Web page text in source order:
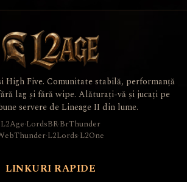
High Five. Comunitate stabilă, performanță
lag și fără wipe. Alăturați-vă și jucați pe
servere de Lineage II din lume.
L2Age·LordsBR·BrThunder
·L2Lords·L2One
LINKURI RAPIDE